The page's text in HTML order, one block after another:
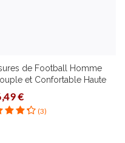
de Football Homme
et Confortable Haute
Pointures
€
(3)